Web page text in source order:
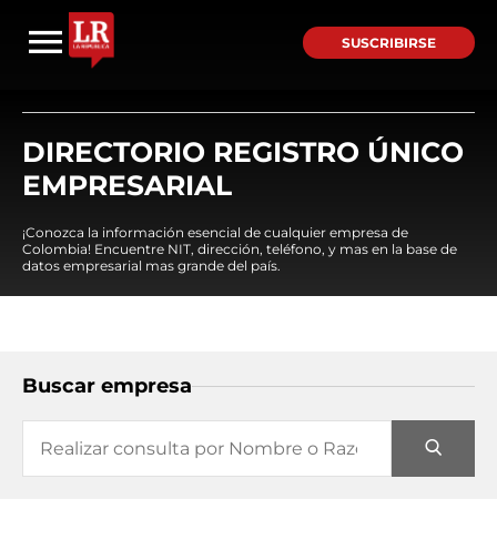
SUSCRIBIRSE
DIRECTORIO REGISTRO ÚNICO
EMPRESARIAL
¡Conozca la información esencial de cualquier empresa de
Colombia! Encuentre NIT, dirección, teléfono, y mas en la base de
datos empresarial mas grande del país.
Buscar empresa